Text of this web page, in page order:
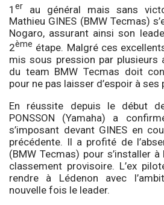
1 er
au général mais sans
Mathieu GINES (BMW Tecmas)
Nogaro, assurant ainsi son
2ème étape. Malgré ces
mis sous pression par plusieurs
du team BMW Tecmas doit
pour ne pas laisser d’espoir à ses
En réussite depuis le début
PONSSON (Yamaha) a
s’imposant devant GINES en
précédente. Il a profité de
(BMW Tecmas) pour s’installer
classement provisoire. L’ex
rendre à Lédenon avec
nouvelle fois le leader.